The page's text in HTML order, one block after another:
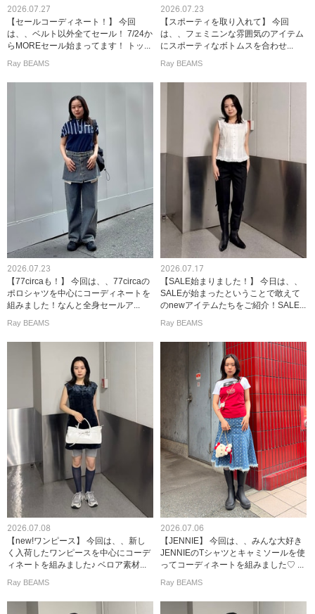
2026.07.27
【セールコーディネート！】 今回
は、、ベルト以外全てセール！ 7/24か
らMOREセール始まってます！ トッ...
Ray BEAMS
2026.07.23
【スポーティを取り入れて】 今回
は、、フェミニンな雰囲気のアイテム
にスポーティなボトムスを合わせ...
Ray BEAMS
2026.07.23
【77circaも！】 今回は、、77circaの
ポロシャツを中心にコーディネートを
組みました！なんと全身セールア...
Ray BEAMS
2026.07.17
【SALE始まりました！】 今日は、、
SALEが始まったということで敢えて
のnewアイテムたちをご紹介！SALE...
Ray BEAMS
2026.07.08
【new!ワンピース】 今回は、、新し
く入荷したワンピースを中心にコーデ
ィネートを組みました♪ ベロア素材...
Ray BEAMS
2026.07.06
【JENNIE】 今回は、、みんな大好き
JENNIEのTシャツとキャミソールを使
ってコーディネートを組みました♡ ...
Ray BEAMS